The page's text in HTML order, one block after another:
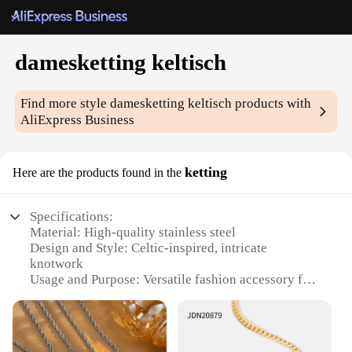
damesketting keltisch
Find more styledamesketting keltisch products with
AliExpress Business
Here are the products found in the ketting
Specifications:
Material: High-quality stainless steel
Design and Style: Celtic-inspired, intricate
knotwork
Usage and Purpose: Versatile fashion accessory for
Shape or Size: Adjustable chain length for a custom
fit
Performance and Property: Durable and resistant to